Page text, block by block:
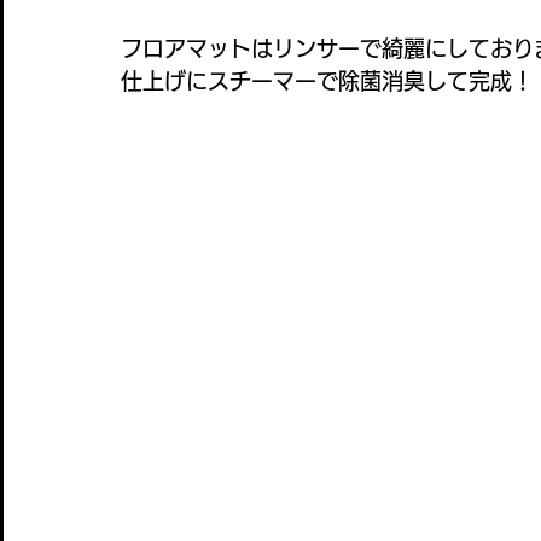
フロアマットはリンサーで綺麗にしており
仕上げにスチーマーで除菌消臭して完成！